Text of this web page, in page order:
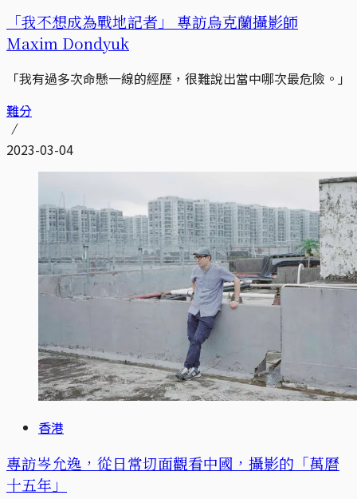
「我不想成為戰地記者」 專訪烏克蘭攝影師
Maxim Dondyuk
「我有過多次命懸一線的經歷，很難說出當中哪次最危險。」
難分
2023-03-04
香港
專訪岑允逸，從日常切面觀看中國，攝影的「萬曆
十五年」